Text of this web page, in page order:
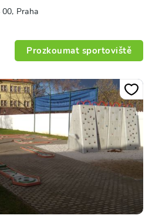
Praha
Prozkoumat sportoviště